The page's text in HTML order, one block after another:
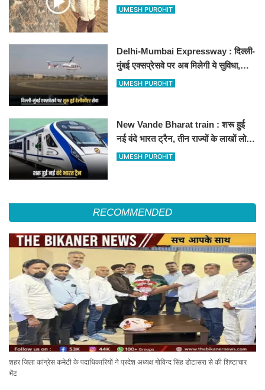
500-500 रुपए के नोट, वीडियो वायरल
UMESH PUROHIT
Delhi-Mumbai Expressway : दिल्ली-
मुंबई एक्सप्रेसवे पर अब मिलेगी ये सुविधा,
हेलीकॉप्टर सर्विस से तुरंत घायल पहुंचेगा
UMESH PUROHIT
New Vande Bharat train : शरू हुई
नई वंदे भारत ट्रैन, तीन राज्यों के लाखों लोगों
का सफर होगा आसान, देखें पूरा रूटमैप
UMESH PUROHIT
RECOMMENDED
शहर जिला कांग्रेस कमेटी के पदाधिकारियों ने प्रदेश अध्यक्ष गोविन्द सिंह डोटासरा से की शिष्टाचार
भेंट